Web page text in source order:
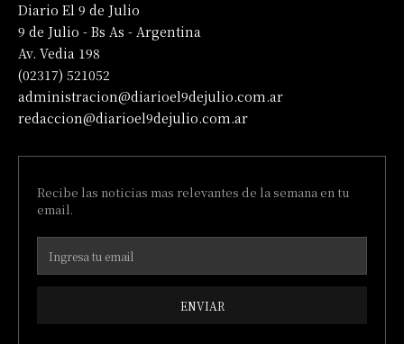
Diario El 9 de Julio
9 de Julio - Bs As - Argentina
Av. Vedia 198
(02317) 521052
administracion@diarioel9dejulio.com.ar
redaccion@diarioel9dejulio.com.ar
Recibe las noticias mas relevantes de la semana en tu
email.
ENVIAR